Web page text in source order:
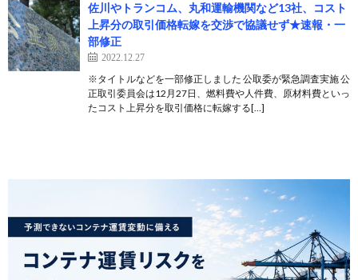
佐川やトランコム、丸和運輸機関など13社、コスト
上昇分の取引価格転嫁を交渉で協議せず★速報・一
部修正
2022.12.27
※タイトルなどを一部修正しました 公取委が緊急調査実施 公
正取引委員会は12月27日、燃料費や人件費、原材料費といっ
たコスト上昇分を取引価格に転嫁する[…]